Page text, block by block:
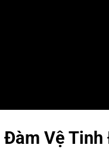
Vệ